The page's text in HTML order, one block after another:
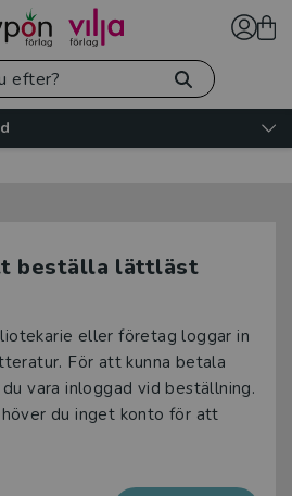
beställa lättläst
eller företag loggar in
För att kunna betala
vara inloggad vid beställning.
du inget konto för att